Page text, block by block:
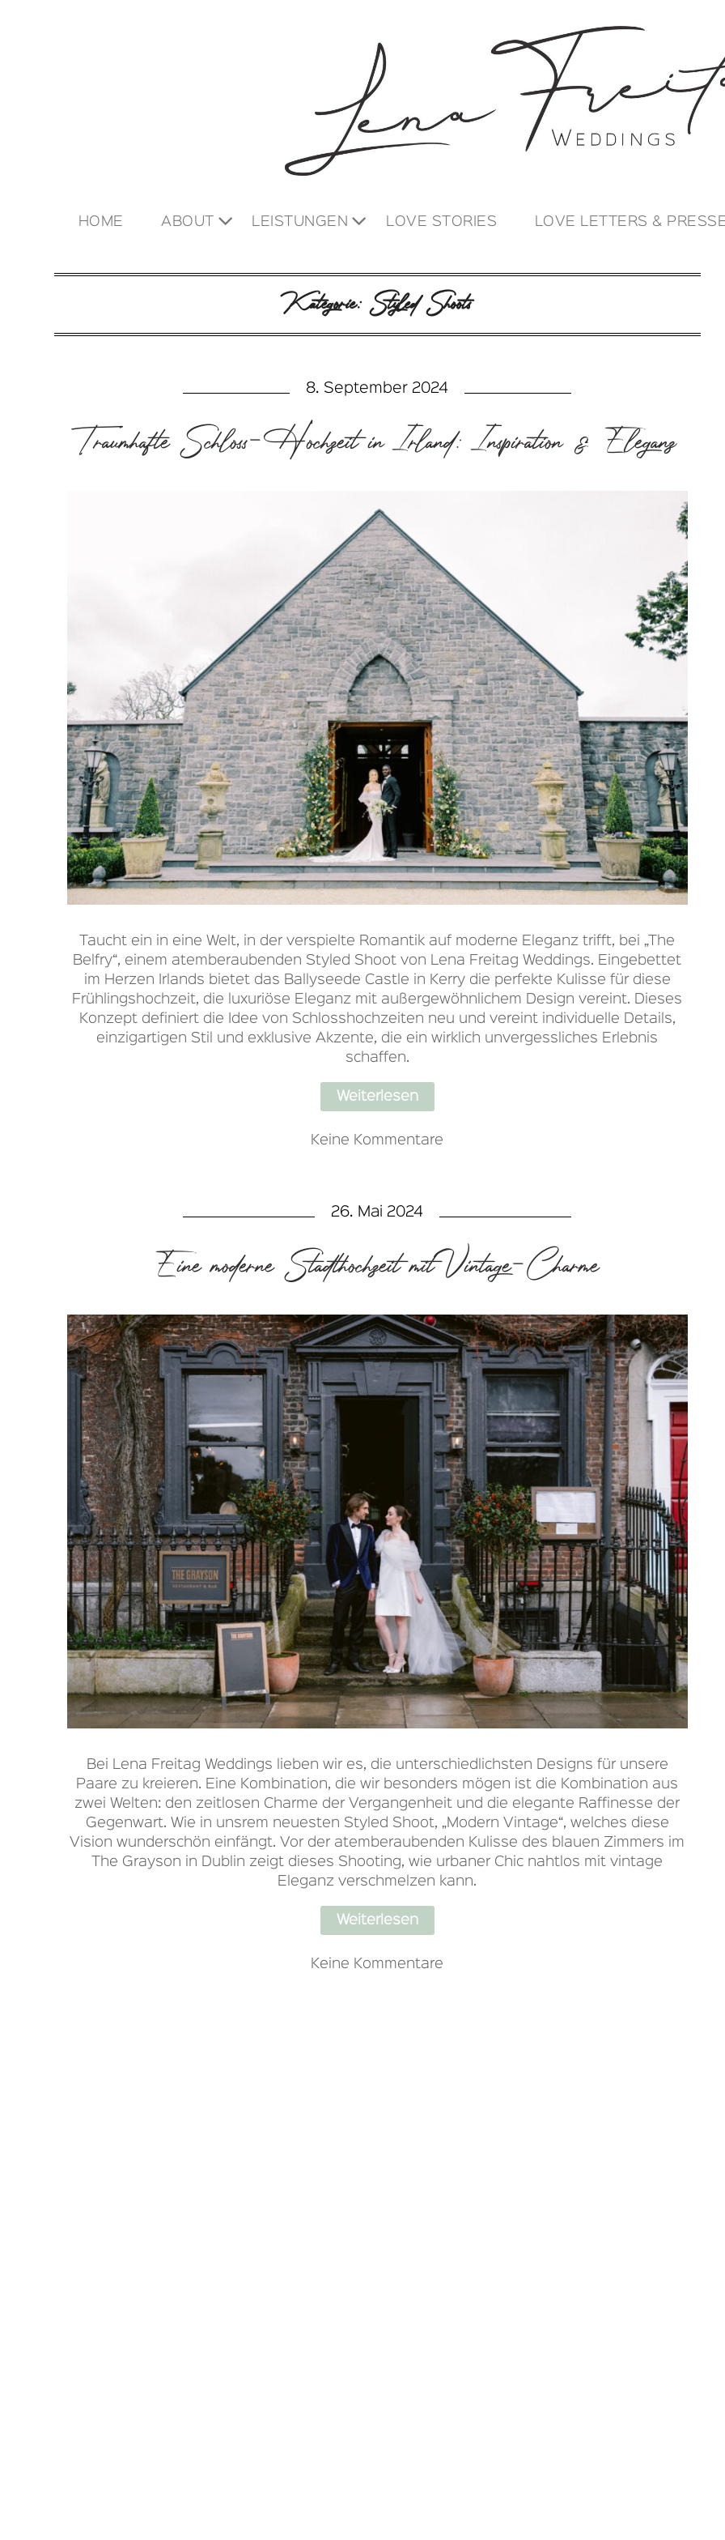
HOME ABOUT LEISTUNGEN LOVE STORIES LOVE LETTERS & PRESSE
Kategorie:Styled Shoots
8. September 2024
Traumhafte Schloss-Hochzeit in Irland: Inspiration & Eleganz
Taucht ein in eine Welt, in der verspielte Romantik auf moderne Eleganz trifft, bei „The
Belfry“, einem atemberaubenden Styled Shoot von Lena Freitag Weddings. Eingebettet
im Herzen Irlands bietet das Ballyseede Castle in Kerry die perfekte Kulisse für diese
Frühlingshochzeit, die luxuriöse Eleganz mit außergewöhnlichem Design vereint. Dieses
Konzept definiert die Idee von Schlosshochzeiten neu und vereint individuelle Details,
einzigartigen Stil und exklusive Akzente, die ein wirklich unvergessliches Erlebnis
schaffen.
Weiterlesen
Keine Kommentare
26. Mai 2024
Eine moderne Stadthochzeit mit Vintage-Charme
Bei Lena Freitag Weddings lieben wir es, die unterschiedlichsten Designs für unsere
Paare zu kreieren. Eine Kombination, die wir besonders mögen ist die Kombination aus
zwei Welten: den zeitlosen Charme der Vergangenheit und die elegante Raffinesse der
Gegenwart. Wie in unsrem neuesten Styled Shoot, „Modern Vintage“, welches diese
Vision wunderschön einfängt. Vor der atemberaubenden Kulisse des blauen Zimmers im
The Grayson in Dublin zeigt dieses Shooting, wie urbaner Chic nahtlos mit vintage
Eleganz verschmelzen kann.
Weiterlesen
Keine Kommentare